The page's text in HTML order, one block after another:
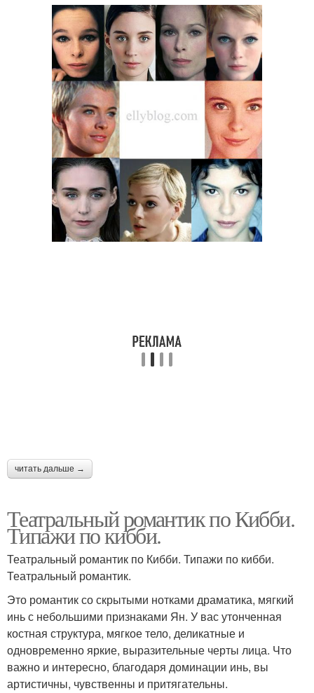
читать дальше →
Театральный романтик по Кибби.
Типажи по кибби.
Театральный романтик по Кибби. Типажи по кибби.
Театральный романтик.
Это романтик со скрытыми нотками драматика, мягкий
инь с небольшими признаками Ян. У вас утонченная
костная структура, мягкое тело, деликатные и
одновременно яркие, выразительные черты лица. Что
важно и интересно, благодаря доминации инь, вы
артистичны, чувственны и притягательны.